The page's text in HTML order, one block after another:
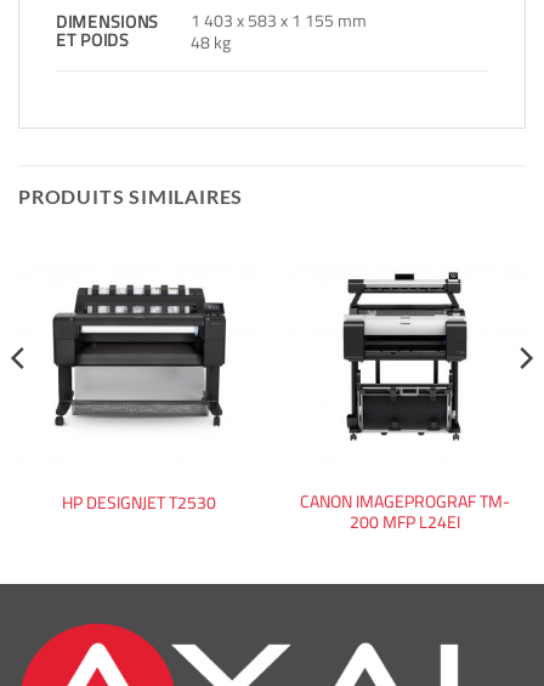
DIMENSIONS
ET POIDS
1 403 x 583 x 1 155 mm
48 kg
PRODUITS SIMILAIRES
HP DESIGNJET T2530
CANON IMAGEPROGRAF TM-
200 MFP L24EI